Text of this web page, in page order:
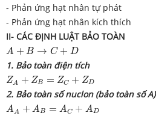
- Phản ứng hạt nhân tự phát
- Phản ứng hạt nhân kích thích
II- CÁC ĐỊNH LUẬT BẢO TOÀN
A + B → C + D
A B → + D
1. Bảo toàn điện tích
ZA + ZB = ZC + ZD
ZA Z B= +Z D
2. Bảo toàn số nuclon (bảo toàn số A)
AA + AB = AC + AD
A A B +A